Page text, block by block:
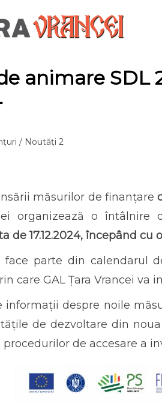
animare SDL
/ Noutăți 2
măsurilor de finanțare
organizează o întâlnire
de 17.12.2024, începând cu
face parte din calendarul
care GAL Țara Vrancei
informații despre noile
de dezvoltare din
de accesare a